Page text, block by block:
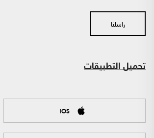
راسلنا
تحميل التطبيقات
IOS